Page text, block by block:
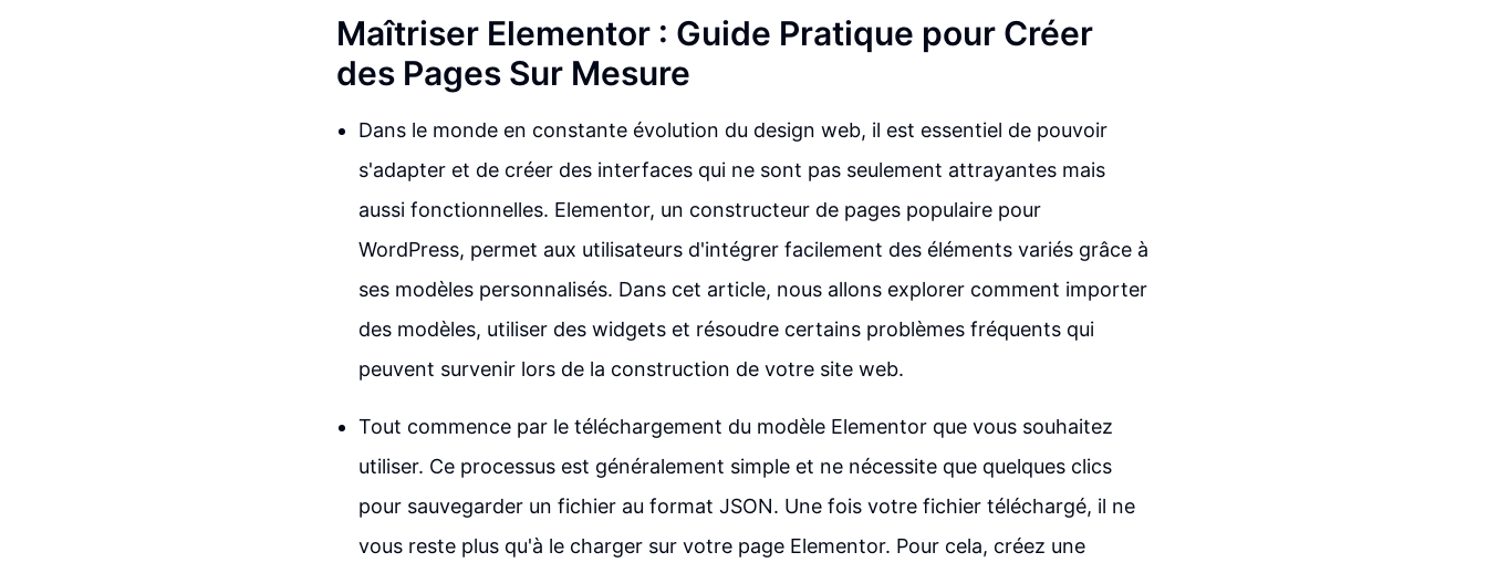
Maîtriser Elementor : Guide Pratique pour Créer
des Pages Sur Mesure
Dans le monde en constante évolution du design web, il est essentiel de pouvoir
s'adapter et de créer des interfaces qui ne sont pas seulement attrayantes mais
aussi fonctionnelles. Elementor, un constructeur de pages populaire pour
WordPress, permet aux utilisateurs d'intégrer facilement des éléments variés grâce à
ses modèles personnalisés. Dans cet article, nous allons explorer comment importer
des modèles, utiliser des widgets et résoudre certains problèmes fréquents qui
peuvent survenir lors de la construction de votre site web.
Tout commence par le téléchargement du modèle Elementor que vous souhaitez
utiliser. Ce processus est généralement simple et ne nécessite que quelques clics
pour sauvegarder un fichier au format JSON. Une fois votre fichier téléchargé, il ne
vous reste plus qu'à le charger sur votre page Elementor. Pour cela, créez une